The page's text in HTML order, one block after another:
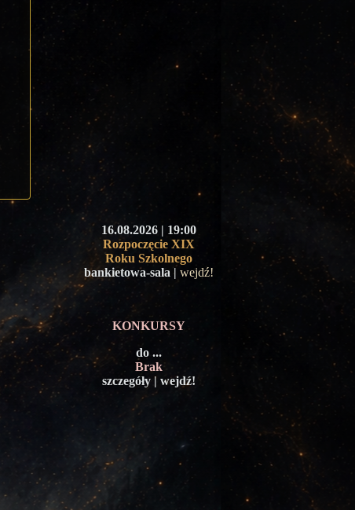
16.08.2026 | 19:00
Rozpoczęcie XIX
Roku Szkolnego
bankietowa-sala | wejdź!
KONKURSY
do ...
Brak
szczegóły | wejdź!